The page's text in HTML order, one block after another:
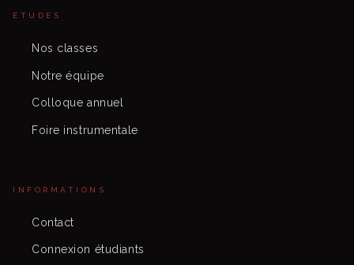
ÉTUDES
Nos classes
Notre équipe
Colloque annuel
Foire instrumentale
INFORMATIONS
Contact
Connexion étudiants